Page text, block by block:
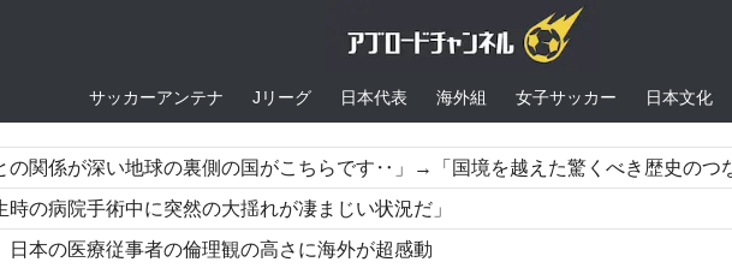
サッカーアンテナ Jリーグ 日本代表 海外組 女子サッカー 日本文化
関係が深い地球の裏側の国がこちらです‥」→「国境を越えた驚くべき歴史のつながり‥
の病院手術中に突然の大揺れが凄まじい状況だ」
日本の医療従事者の倫理観の高さに海外が超感動